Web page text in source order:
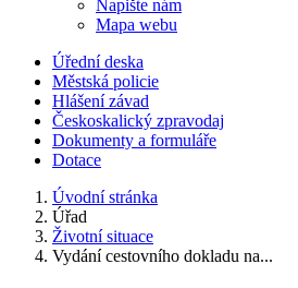
Napište nám
Mapa webu
Úřední deska
Městská policie
Hlášení závad
Českoskalický zpravodaj
Dokumenty a formuláře
Dotace
Úvodní stránka
Úřad
Životní situace
Vydání cestovního dokladu na...